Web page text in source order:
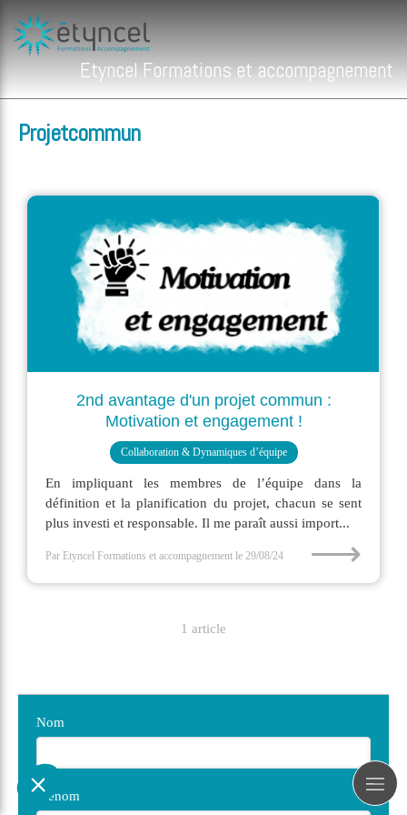
Etyncel Formations et accompagnement
Projetcommun
2nd avantage d'un projet commun :
Motivation et engagement !
Collaboration & Dynamiques d’équipe
En impliquant les membres de l’équipe dans la
définition et la planification du projet, chacun se sent
plus investi et responsable. Il me paraît aussi import...
Par Etyncel Formations et accompagnement le 29/08/24 ⟶
1 article
Nom
Prénom